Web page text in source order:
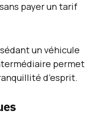
payer un tarif
un véhicule
permet
d’esprit.